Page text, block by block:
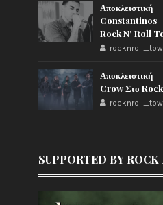
Rock N' Roll
Crow Στο
SUPPORTED BY